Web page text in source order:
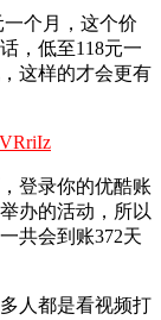
个月，这个价
，低至118元一
这样的才会更有
登录你的优酷账
办的活动，所以
共会到账372天
人都是看视频打